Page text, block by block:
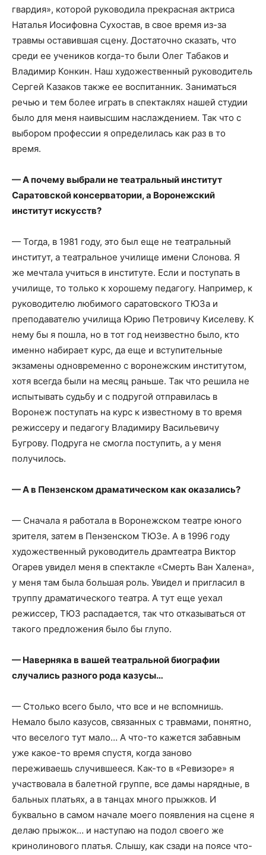
гвардия», которой руководила прекрасная актриса
Наталья Иосифовна Сухостав, в свое время из-за
травмы оставившая сцену. Достаточно сказать, что
среди ее учеников когда-то были Олег Табаков и
Владимир Конкин. Наш художественный руководитель
Сергей Казаков также ее воспитанник. Заниматься
речью и тем более играть в спектаклях нашей студии
было для меня наивысшим наслаждением. Так что с
выбором профессии я определилась как раз в то
время.
— А почему выбрали не театральный институт
Саратовской консерватории, а Воронежский
институт искусств?
— Тогда, в 1981 году, это был еще не театральный
институт, а театральное училище имени Слонова. Я
же мечтала учиться в институте. Если и поступать в
училище, то только к хорошему педагогу. Например, к
руководителю любимого саратовского ТЮЗа и
преподавателю училища Юрию Петровичу Киселеву. К
нему бы я пошла, но в тот год неизвестно было, кто
именно набирает курс, да еще и вступительные
экзамены одновременно с воронежским институтом,
хотя всегда были на месяц раньше. Так что решила не
испытывать судьбу и с подругой отправилась в
Воронеж поступать на курс к известному в то время
режиссеру и педагогу Владимиру Васильевичу
Бугрову. Подруга не смогла поступить, а у меня
получилось.
— А в Пензенском драматическом как оказались?
— Сначала я работала в Воронежском театре юного
зрителя, затем в Пензенском ТЮЗе. А в 1996 году
художественный руководитель драмтеатра Виктор
Огарев увидел меня в спектакле «Смерть Ван Халена»,
у меня там была большая роль. Увидел и пригласил в
труппу драматического театра. А тут еще уехал
режиссер, ТЮЗ распадается, так что отказываться от
такого предложения было бы глупо.
— Наверняка в вашей театральной биографии
случались разного рода казусы…
— Столько всего было, что все и не вспомнишь.
Немало было казусов, связанных с травмами, понятно,
что веселого тут мало… А что-то кажется забавным
уже какое-то время спустя, когда заново
переживаешь случившееся. Как-то в «Ревизоре» я
участвовала в балетной группе, все дамы нарядные, в
бальных платьях, а в танцах много прыжков. И
буквально в самом начале моего появления на сцене я
делаю прыжок… и наступаю на подол своего же
кринолинового платья. Слышу, как сзади на поясе что-